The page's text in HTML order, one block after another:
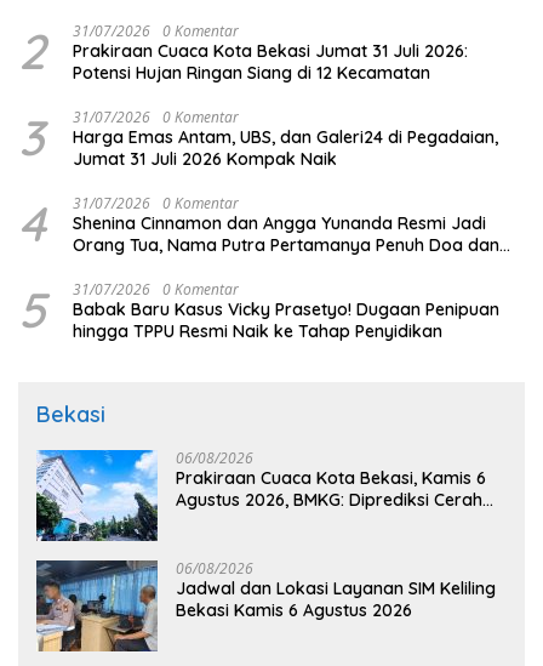
2 31/07/2026 0 Komentar
Prakiraan Cuaca Kota Bekasi Jumat 31 Juli 2026:
Potensi Hujan Ringan Siang di 12 Kecamatan
3 31/07/2026 0 Komentar
Harga Emas Antam, UBS, dan Galeri24 di Pegadaian,
Jumat 31 Juli 2026 Kompak Naik
4 31/07/2026 0 Komentar
Shenina Cinnamon dan Angga Yunanda Resmi Jadi
Orang Tua, Nama Putra Pertamanya Penuh Doa dan
5 31/07/2026 0 Komentar
Babak Baru Kasus Vicky Prasetyo! Dugaan Penipuan
hingga TPPU Resmi Naik ke Tahap Penyidikan
Bekasi
06/08/2026
Prakiraan Cuaca Kota Bekasi, Kamis 6
Agustus 2026, BMKG: Diprediksi Cerah
06/08/2026
Jadwal dan Lokasi Layanan SIM Keliling
Bekasi Kamis 6 Agustus 2026